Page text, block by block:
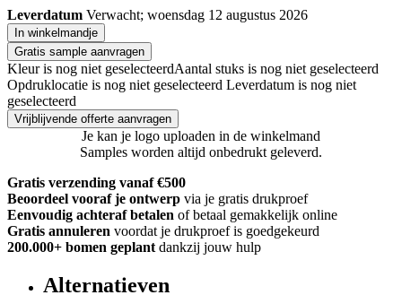
Leverdatum Verwacht; woensdag 12 augustus 2026
In winkelmandje
Gratis sample aanvragen
Kleur is nog niet geselecteerdAantal stuks is nog niet geselecteerd
Opdruklocatie is nog niet geselecteerd Leverdatum is nog niet
geselecteerd
Vrijblijvende offerte aanvragen
Je kan je logo uploaden in de winkelmand
Samples worden altijd onbedrukt geleverd.
Gratis verzending vanaf €500
Beoordeel vooraf je ontwerp via je gratis drukproef
Eenvoudig achteraf betalen of betaal gemakkelijk online
Gratis annuleren voordat je drukproef is goedgekeurd
200.000+ bomen geplant dankzij jouw hulp
Alternatieven